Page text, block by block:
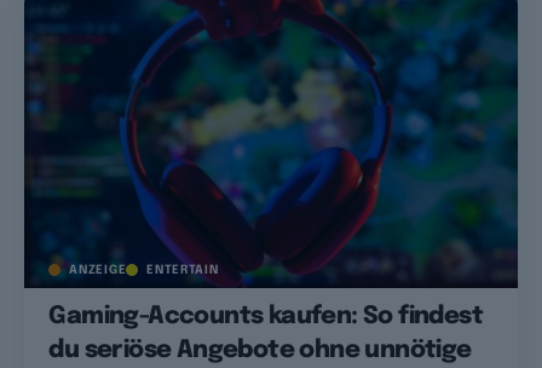
ANZEIGE ENTERTAIN
Gaming-Accounts kaufen: So findest
du seriöse Angebote ohne unnötige